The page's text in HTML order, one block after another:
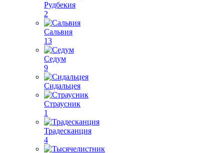
Рудбекия
2
Сальвия
13
Седум
9
Сидальцея
Страусник
1
Традесканция
4